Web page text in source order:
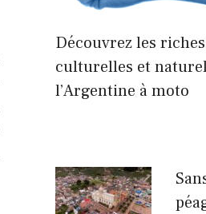
Découvrez les
culturelles et
l’Argentine à moto